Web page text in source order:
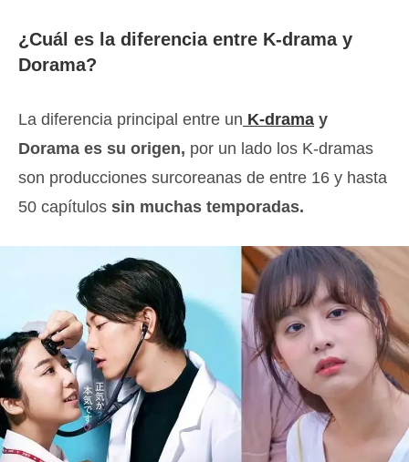
¿Cuál es la diferencia entre K-drama y
Dorama?
La diferencia principal entre un K-drama y
Dorama es su origen, por un lado los K-dramas
son producciones surcoreanas de entre 16 y hasta
50 capítulos sin muchas temporadas.